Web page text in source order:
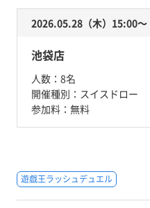
2026.05.28（木）15:00〜
池袋店
人数： 8名
開催種別： スイスドロー
参加料： 無料
遊戯王ラッシュデュエル